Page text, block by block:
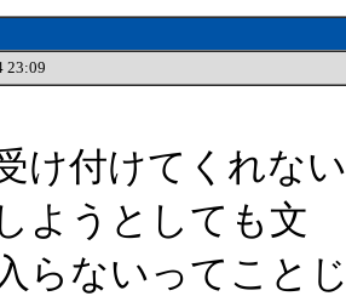
23:09
け付けてくれな
ようとしても文
らないってこと